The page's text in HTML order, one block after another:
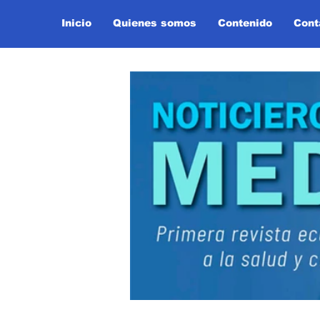
Inicio Quienes somos Contenido